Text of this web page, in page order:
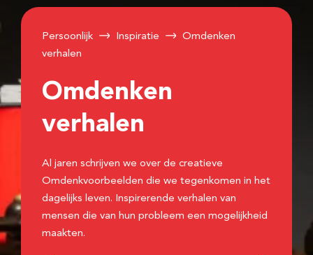
Persoonlijk Inspiratie
Omdenken
verhalen
Omdenken
verhalen
Al jaren schrijven we over de creatieve
Omdenkvoorbeelden die we tegenkomen in het
dagelijks leven. Inspirerende verhalen van
mensen die van hun probleem een mogelijkheid
maakten.